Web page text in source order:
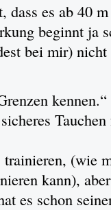
dass es ab 40
beginnt ja
bei mir)
kennen.“
(wie
kann),
es schon